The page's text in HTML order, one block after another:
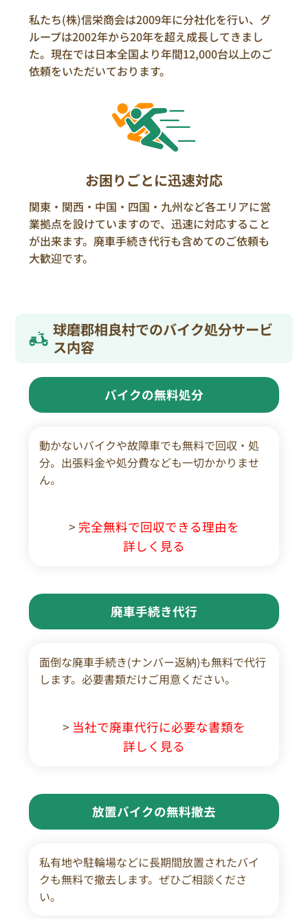
私たち(株)信栄商会は2009年に分社化を行い、グ
ループは2002年から20年を超え成長してきまし
た。現在では日本全国より年間12,000台以上のご
依頼をいただいております。
お困りごとに迅速対応
関東・関西・中国・四国・九州など各エリアに営
業拠点を設けていますので、迅速に対応すること
が出来ます。廃車手続き代行も含めてのご依頼も
大歓迎です。
球磨郡相良村でのバイク処分サービ
ス内容
バイクの無料処分
動かないバイクや故障車でも無料で回収・処
分。出張料金や処分費なども一切かかりませ
ん。
> 完全無料で回収できる理由を
詳しく見る
廃車手続き代行
面倒な廃車手続き(ナンバー返納)も無料で代行
します。必要書類だけご用意ください。
> 当社で廃車代行に必要な書類を
詳しく見る
放置バイクの無料撤去
私有地や駐輪場などに長期間放置されたバイ
クも無料で撤去します。ぜひご相談くださ
い。